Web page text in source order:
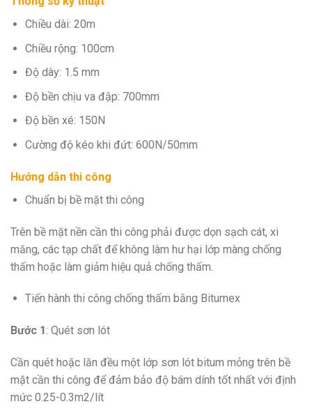
Chiều dài: 20m
Chiều rộng: 100cm
Độ dày: 1.5 mm
Độ bền chịu va đập: 700mm
Độ bền xé: 150N
Cường độ kéo khi đứt: 600N/50mm
Hướng dẫn thi công
Chuẩn bị bề mặt thi công
Trên bề mặt nền cần thi công phải được dọn sạch cát, xi
măng, các tạp chất để không làm hư hại lớp màng chống
thấm hoặc làm giảm hiệu quả chống thấm.
Tiến hành thi công chống thấm bằng Bitumex
Bước 1: Quét sơn lót
Cần quét hoặc lăn đều một lớp sơn lót bitum mỏng trên bề
mặt cần thi công để đảm bảo độ bám dính tốt nhất với định
mức 0.25-0.3m2/lít